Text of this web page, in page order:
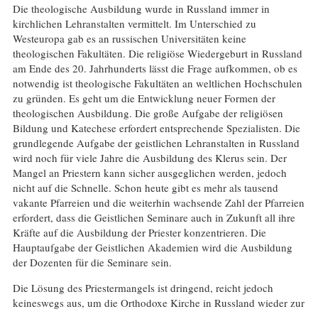
Die theologische Ausbildung wurde in Russland immer in
kirchlichen Lehranstalten vermittelt. Im Unterschied zu
Westeuropa gab es an russischen Universitäten keine
theologischen Fakultäten. Die religiöse Wiedergeburt in Russland
am Ende des 20. Jahrhunderts lässt die Frage aufkommen, ob es
notwendig ist theologische Fakultäten an weltlichen Hochschulen
zu gründen. Es geht um die Entwicklung neuer Formen der
theologischen Ausbildung. Die große Aufgabe der religiösen
Bildung und Katechese erfordert entsprechende Spezialisten. Die
grundlegende Aufgabe der geistlichen Lehranstalten in Russland
wird noch für viele Jahre die Ausbildung des Klerus sein. Der
Mangel an Priestern kann sicher ausgeglichen werden, jedoch
nicht auf die Schnelle. Schon heute gibt es mehr als tausend
vakante Pfarreien und die weiterhin wachsende Zahl der Pfarreien
erfordert, dass die Geistlichen Seminare auch in Zukunft all ihre
Kräfte auf die Ausbildung der Priester konzentrieren. Die
Hauptaufgabe der Geistlichen Akademien wird die Ausbildung
der Dozenten für die Seminare sein.
Die Lösung des Priestermangels ist dringend, reicht jedoch
keineswegs aus, um die Orthodoxe Kirche in Russland wieder zur